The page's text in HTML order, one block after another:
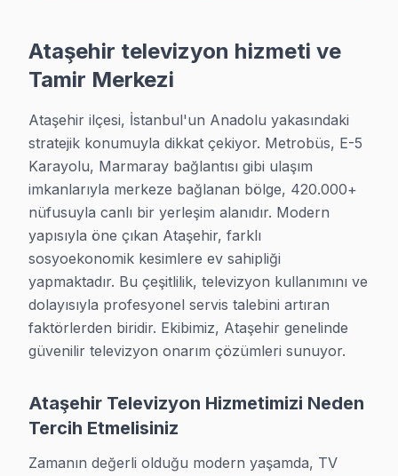
Yenisahra TV Servis
Yenisahra bölgesi TV Servis →
Yenişehir TV Servis
Yenişehir'de 4K, OLED veya akıllı TV fark etmez;
Yenişehir bölgesi TV Servis →
Ataşehir Bölgesinde Tüm TV Markaları
· Ataşehir Hi-Level Servisi
· Ataşehir iFFALCON Servisi
· Ataşehir Samsung Servisi
· Ataşehir LG Servisi
Ataşehir televizyon hizmeti ve
Tamir Merkezi
Ataşehir ilçesi, İstanbul'un Anadolu yakasındaki
stratejik konumuyla dikkat çekiyor. Metrobüs, E-5
Karayolu, Marmaray bağlantısı gibi ulaşım
imkanlarıyla merkeze bağlanan bölge, 420.000+
nüfusuyla canlı bir yerleşim alanıdır. Modern
yapısıyla öne çıkan Ataşehir, farklı
sosyoekonomik kesimlere ev sahipliği
yapmaktadır. Bu çeşitlilik, televizyon kullanımını ve
dolayısıyla profesyonel servis talebini artıran
faktörlerden biridir. Ekibimiz, Ataşehir genelinde
güvenilir televizyon onarım çözümleri sunuyor.
Ataşehir Televizyon Hizmetimizi Neden
Tercih Etmelisiniz
Zamanın değerli olduğu modern yaşamda, TV